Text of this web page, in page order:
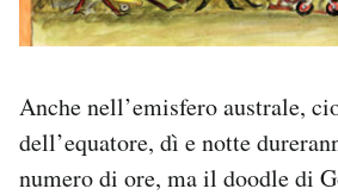
Anche nell’emisfero australe,
dell’equatore, dì e notte
numero di ore, ma il doodle di